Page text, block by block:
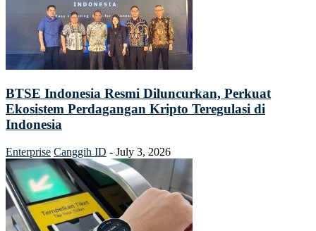
BTSE Indonesia Resmi Diluncurkan, Perkuat
Ekosistem Perdagangan Kripto Teregulasi di
Indonesia
Enterprise Canggih ID - July 3, 2026